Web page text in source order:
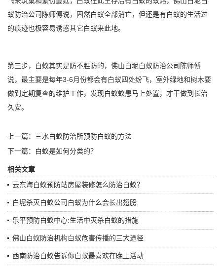
蚁防治公司陈师傅说，固然白蚁全部消亡，但还是有白蚁的生活过
的痕迹也极容易诱惑其它白蚁来此地。
第三步，白蚁其实是防不胜防的，佛山白坭白蚁防治公司陈师傅
说，最主要是每年3-6月份都会有白蚁四处纷飞，室外绿地和树木要
做到定期复查的维护工作，发现白蚁蚁患马上处置，才干做到长治
久安。
上一篇： 三水白蚁防治所预防白蚁的方法
下一篇：
白蚁是如何分类的？
相关文章
云东海白蚁预防站房屋装修怎么防治白蚁？
白坭杀灭白蚁公司白蚁为什么会长出翅膀
乐平预防白蚁中心:生活中灭杀白蚁的措施
佛山白蚁防治机构白蚁危害传播的三大途径
西南防治白蚁告诉你白蚁最喜欢在晚上活动